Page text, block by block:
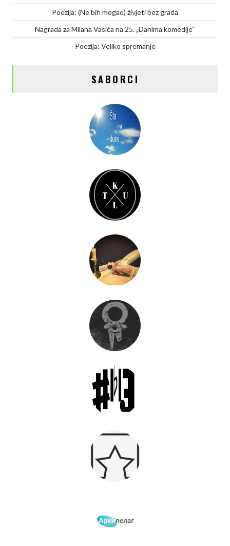
Poezija: (Ne bih mogao) živjeti bez grada
Nagrada za Milana Vasića na 25. „Danima komedije“
Poezija: Veliko spremanje
SABORCI